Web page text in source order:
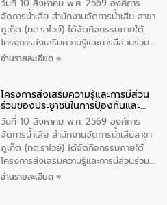
วันที่ 10 สิงหาคม พ.ศ. 2569 องค์การ
จัดการน้ำเสีย สำนักงานจัดการน้ำเสีย สาขา
ภูเก็ต (ทต.ราไวย์) ได้จัดกิจกรรมภายใต้
โครงการส่งเสริมความรู้และการมีส่วนร่วม
ของประชาชนในการป้องกันและแก้ไขปัญหา
ความรู้แก่อาสาสมัครท้องถิ่นรักษ์โลก อาสา
สมัครสาธารณสุขประจำหมู่บ้าน และ
ประชาชนผู้ที่สนใจเข้าร่วม จำนวน 80 คน
เพื่อส่งเสริมความรู้ด้านการจัดการน้ำเสีย
การบำบัดน้ำเสียเบื้องต้นในครัวเรือน และ
สร้างจิตสำนึกในการอนุรักษ์สิ่งแวดล้อม ใน
การนี้ นายเทมส์ ไกรทัศน์ นายกเทศมนตรี
อ่านรายละเอียด »
โครงการส่งเสริมความรู้และการมีส่วน
ร่วมของประชาชนในการป้องกันและ
แก้ไขปัญหาน้ำเสียอย่างยั่งยืน
วันที่ 10 สิงหาคม พ.ศ. 2569 องค์การ
จัดการน้ำเสีย สำนักงานจัดการน้ำเสียสาขา
ภูเก็ต (ทต.ราไวย์) ได้จัดกิจกรรมภายใต้
โครงการส่งเสริมความรู้และการมีส่วนร่วม
ของประชาชนในการป้องกันและแก้ไขปัญหา
อ่านรายละเอียด »